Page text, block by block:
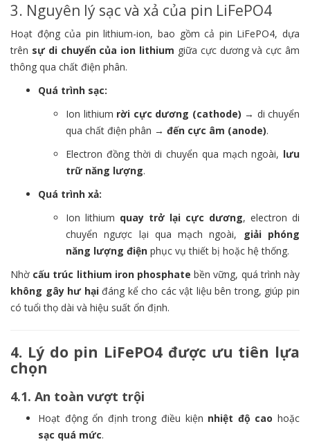
3. Nguyên lý sạc và xả của pin LiFePO4
Hoạt động của pin lithium-ion, bao gồm cả pin LiFePO4, dựa
trên sự di chuyển của ion lithium giữa cực dương và cực âm
thông qua chất điện phân.
Quá trình sạc:
Ion lithium rời cực dương (cathode) → di chuyển
qua chất điện phân → đến cực âm (anode).
Electron đồng thời di chuyển qua mạch ngoài, lưu
trữ năng lượng.
Quá trình xả:
Ion lithium quay trở lại cực dương, electron di
chuyển ngược lại qua mạch ngoài,
giải phóng
năng lượng điện phục vụ thiết bị hoặc hệ thống.
Nhờ cấu trúc lithium iron phosphate bền vững, quá trình này
không gây hư hạiđáng kể cho các vật liệu bên trong, giúp pin
có tuổi thọ dài và hiệu suất ổn định.
4. Lý do pin LiFePO4 được ưu tiên lựa
chọn
4.1. An toàn vượt trội
Hoạt động ổn định trong điều kiện nhiệt độ cao hoặc
sạc quá mức.